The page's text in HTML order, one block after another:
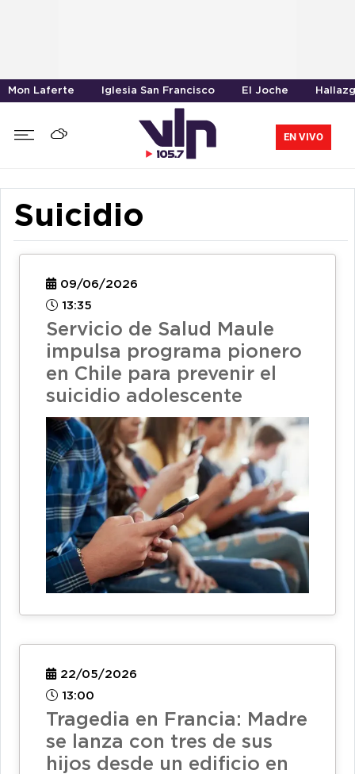
Mon Laferte Iglesia San Francisco El Joche
EN VIVO
Suicidio
09/06/2026
13:35
Servicio de Salud Maule
impulsa programa pionero
en Chile para prevenir el
suicidio adolescente
22/05/2026
13:00
Tragedia en Francia: Madre
se lanza con tres de sus
hijos desde un edificio en